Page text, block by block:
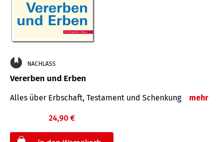
NACHLASS
Vererben und Erben
Alles über Erbschaft, Testament und Schenkung mehr
24,90 €